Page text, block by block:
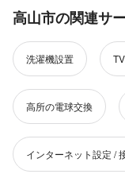
高山市の関連サ
洗濯機設置
高所の電球交換
インターネット設定 /